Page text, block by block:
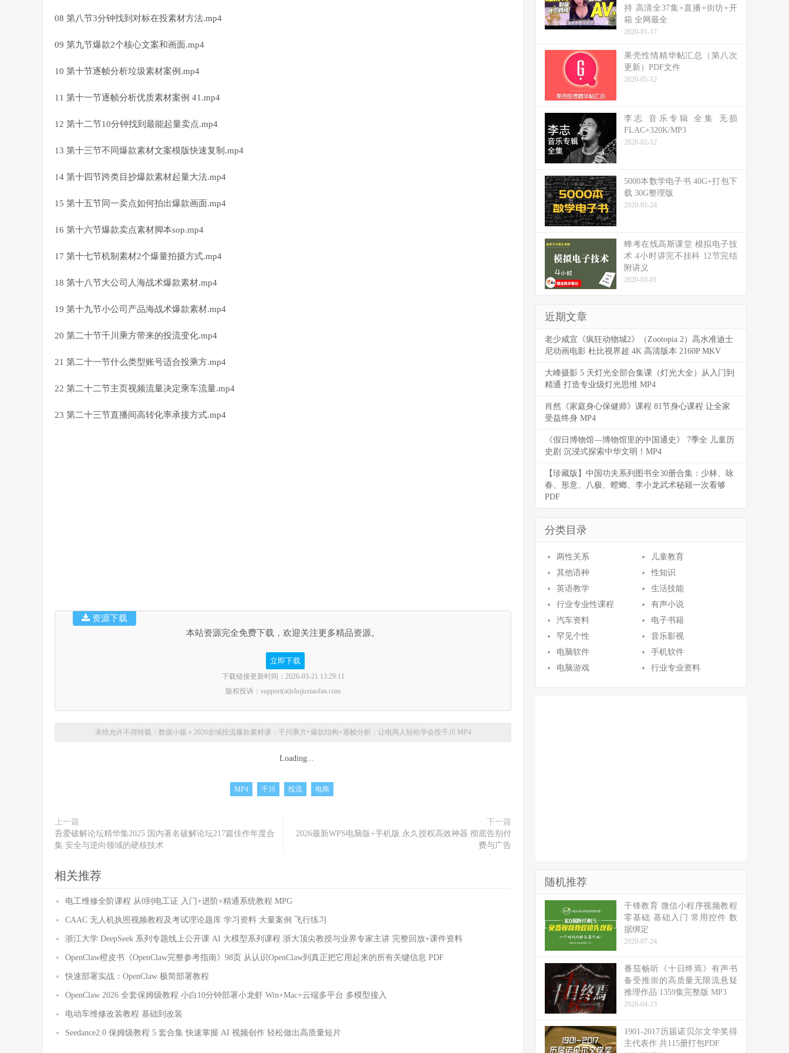
08 第八节3分钟找到对标在投素材方法.mp4
09 第九节爆款2个核心文案和画面.mp4
10 第十节逐帧分析垃圾素材案例.mp4
11 第十一节逐帧分析优质素材案例 41.mp4
12 第十二节10分钟找到最能起量卖点.mp4
13 第十三节不同爆款素材文案模版快速复制.mp4
14 第十四节跨类目抄爆款素材起量大法.mp4
15 第十五节同一卖点如何拍出爆款画面.mp4
16 第十六节爆款卖点素材脚本sop.mp4
17 第十七节机制素材2个爆量拍摄方式.mp4
18 第十八节大公司人海战术爆款素材.mp4
19 第十九节小公司产品海战术爆款素材.mp4
20 第二十节千川乘方带来的投流变化.mp4
21 第二十一节什么类型账号适合投乘方.mp4
22 第二十二节主页视频流量决定乘车流量.mp4
23 第二十三节直播间高转化率承接方式.mp4
本站资源完全免费下载，欢迎关注更多精品资源。
立即下载
下载链接更新时间：2026-03-21 13:29:11
版权投诉：support(at)shujuxiaofan.com
资源下载
未经允许不得转载： 数据小贩 » 2026全域投流爆款素材课：千川乘方+爆款结构+逐帧分析，让电商人轻松学会投千川 MP4
Loading...
MP4 千川 投流 电商
上一篇
吾爱破解论坛精华集2025 国内著名破解论坛217篇佳作年度合
集 安全与逆向领域的硬核技术
下一篇
2026最新WPS电脑版+手机版 永久授权高效神器 彻底告别付
费与广告
相关推荐
电工维修全阶课程 从0到电工证 入门+进阶+精通系统教程 MPG
CAAC 无人机执照视频教程及考试理论题库 学习资料 大量案例 飞行练习
浙江大学 DeepSeek 系列专题线上公开课 AI 大模型系列课程 浙大顶尖教授与业界专家主讲 完整回放+课件资料
OpenClaw橙皮书《OpenClaw完整参考指南》98页 从认识OpenClaw到真正把它用起来的所有关键信息 PDF
快速部署实战：OpenClaw 极简部署教程
OpenClaw 2026 全套保姆级教程 小白10分钟部署小龙虾 Win+Mac+云端多平台 多模型接入
电动车维修改装教程 基础到改装
Seedance2.0 保姆级教程 5 套合集 快速掌握 AI 视频创作 轻松做出高质量短片
持 高清全37集+直播+街坊+开
箱 全网最全
2020-01-17
果壳性情精华帖汇总（第八次
更新）PDF文件
2020-05-12
李志 音乐专辑 全集 无损
FLAC+320K/MP3
2020-02-12
5000本数学电子书 40G+打包下
载 30G整理版
2020-01-24
蜂考在线高斯课堂 模拟电子技
术 4小时讲完不挂科 12节完结
附讲义
2020-03-01
近期文章
老少咸宜《疯狂动物城2》（Zootopia 2）高水准迪士
尼动画电影 杜比视界超 4K 高清版本 2160P MKV
大峰摄影 5 天灯光全部合集课（灯光大全）从入门到
精通 打造专业级灯光思维 MP4
肖然《家庭身心保健师》课程 81节身心课程 让全家
受益终身 MP4
《假日博物馆—博物馆里的中国通史》 7季全 儿童历
史剧 沉浸式探索中华文明！MP4
【珍藏版】中国功夫系列图书全30册合集：少林、咏
春、形意、八极、螳螂、李小龙武术秘籍一次看够
PDF
分类目录
两性关系
儿童教育
其他语种
性知识
英语教学
生活技能
行业专业性课程
有声小说
汽车资料
电子书籍
罕见个性
音乐影视
电脑软件
手机软件
电脑游戏
行业专业资料
随机推荐
千锋教育 微信小程序视频教程
零基础 基础入门 常用控件 数
据绑定
2020-07-24
番茄畅听《十日终焉》有声书
备受推崇的高质量无限流悬疑
推理作品 1359集完整版 MP3
2026-04-13
1901-2017历届诺贝尔文学奖得
主代表作 共115册打包PDF